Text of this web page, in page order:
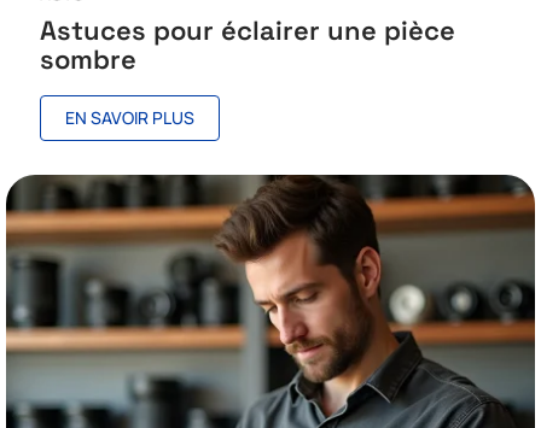
Astuces pour éclairer une pièce
sombre
EN SAVOIR PLUS